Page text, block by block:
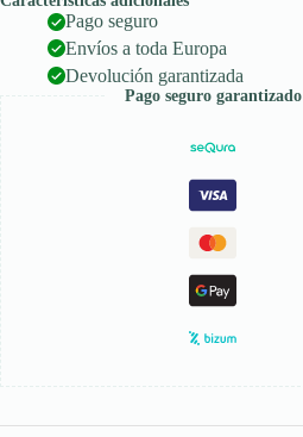
Pago seguro
Envíos a toda Europa
Devolución garantizada
Pago seguro garantizado